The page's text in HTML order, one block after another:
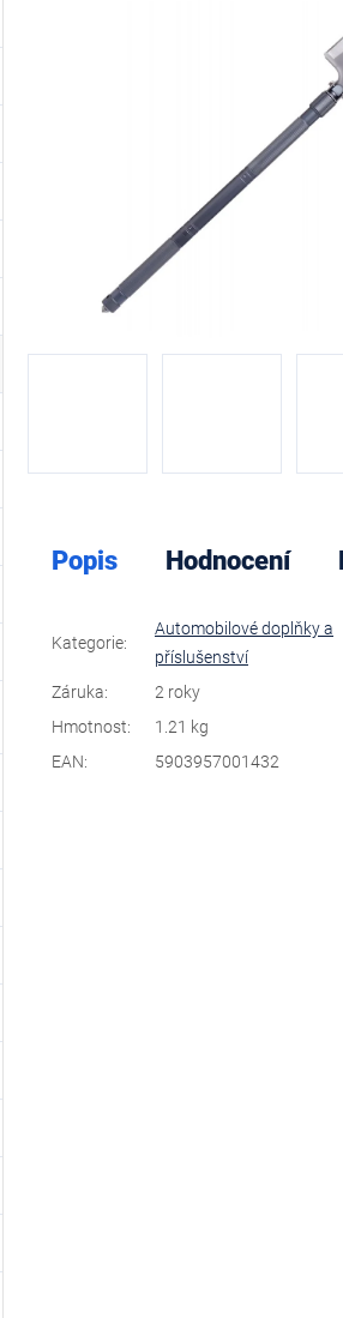
Popis Hodnocení
Kategorie:
Automobilové doplňky a
příslušenství
Záruka:
2 roky
Hmotnost:
1.21 kg
EAN: 5903957001432